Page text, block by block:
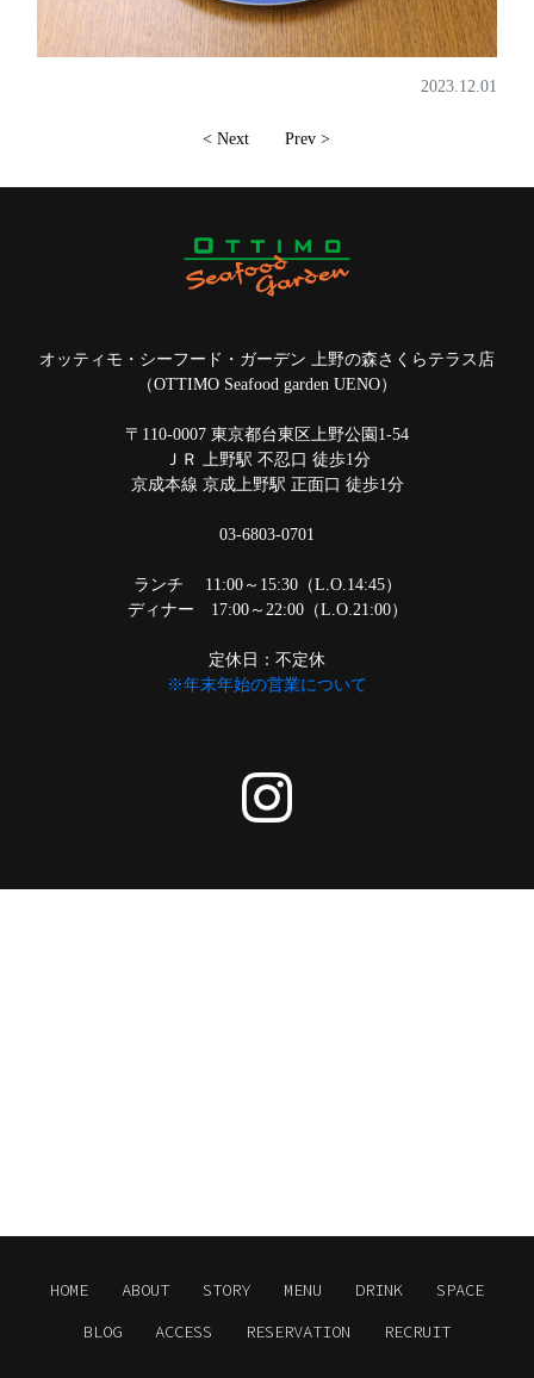
2023.12.01
< Next Prev >
オッティモ・シーフード・ガーデン 上野の森さくらテラス店
（OTTIMO Seafood garden UENO）
〒110-0007 東京都台東区上野公園1-54
ＪＲ 上野駅 不忍口 徒歩1分
京成本線 京成上野駅 正面口 徒歩1分
03-6803-0701
ランチ 11:00～15:30（L.O.14:45）
ディナー 17:00～22:00（L.O.21:00）
定休日：不定休
※年末年始の営業について
HOME ABOUT STORY MENU DRINK
SPACE
BLOG
ACCESS RESERVATION RECRUIT